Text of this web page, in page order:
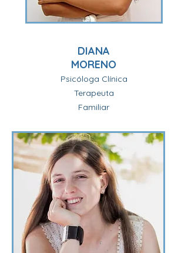
DIANA
MORENO
Psicóloga Clínica
Terapeuta
Familiar